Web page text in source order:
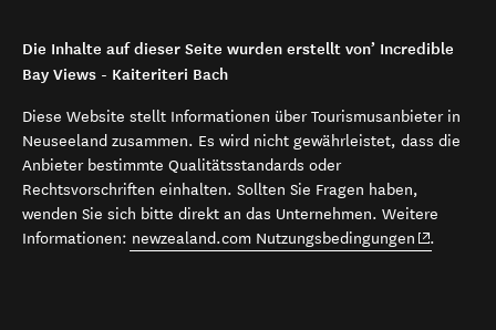
Die Inhalte auf dieser Seite wurden erstellt von’ Incredible
Bay Views - Kaiteriteri Bach
Diese Website stellt Informationen über Tourismusanbieter in
Neuseeland zusammen. Es wird nicht gewährleistet, dass die
Anbieter bestimmte Qualitätsstandards oder
Rechtsvorschriften einhalten. Sollten Sie Fragen haben,
wenden Sie sich bitte direkt an das Unternehmen. Weitere
Informationen: newzealand.com Nutzungsbedingungen (opens in
.